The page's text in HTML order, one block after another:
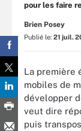
pour les faire
Brien Posey
Publié le: 21 juil.
La première
mobiles de
développer
veut dire
puis